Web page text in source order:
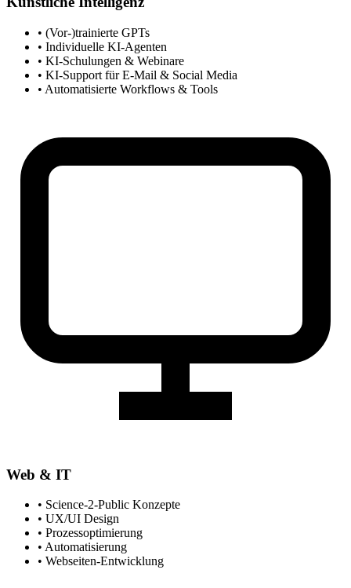
• (Vor-)trainierte GPTs
• Individuelle KI-Agenten
• KI-Schulungen & Webinare
• KI-Support für E-Mail & Social Media
• Automatisierte Workflows & Tools
Web & IT
• Science-2-Public Konzepte
• UX/UI Design
• Prozessoptimierung
• Automatisierung
• Webseiten-Entwicklung